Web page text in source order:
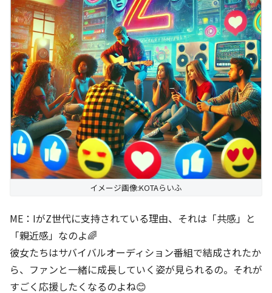
イメージ画像:KOTAらいふ
ME：IがZ世代に支持されている理由、それは「共感」と
「親近感」なのよ🌈
彼女たちはサバイバルオーディション番組で結成されたか
ら、ファンと一緒に成長していく姿が見られるの。それが
すごく応援したくなるのよね😊